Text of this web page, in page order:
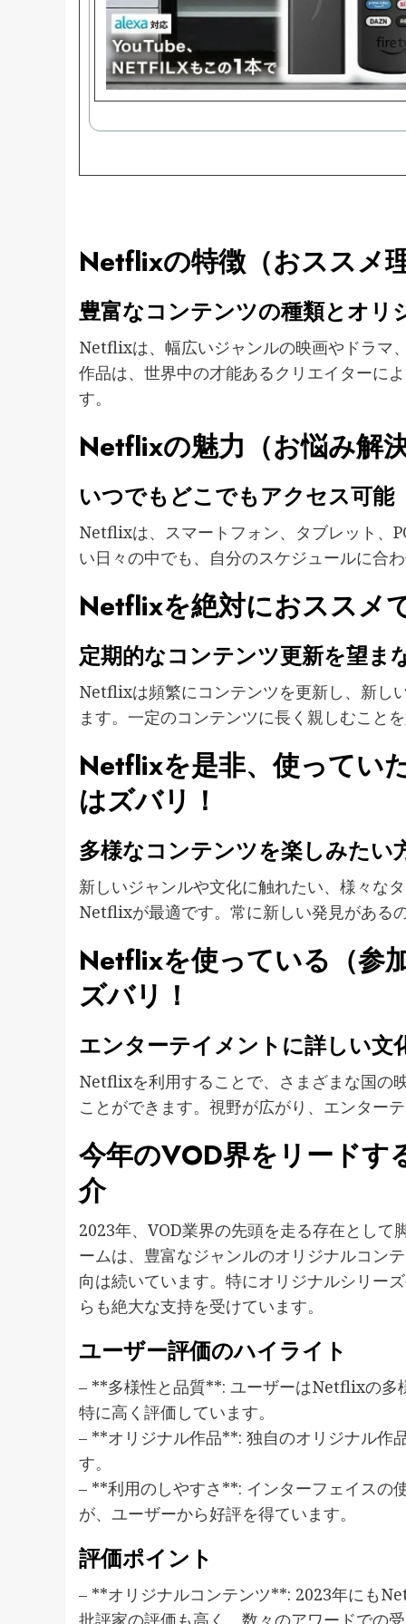
Netflixの特徴（おススメ
豊富なコンテンツの種類とオリ
Netflixは、幅広いジャンルの映画やドラマ
作品は、世界中の才能あるクリエイターに
す。
Netflixの魅力（お悩み解
いつでもどこでもアクセス可能
Netflixは、スマートフォン、タブレット、
い日々の中でも、自分のスケジュールに合
Netflixを絶対におススメ
定期的なコンテンツ更新を望ま
Netflixは頻繁にコンテンツを更新し、新し
ます。一定のコンテンツに長く親しむこと
Netflixを是非、使ってい
はズバリ！
多様なコンテンツを楽しみたい
新しいジャンルや文化に触れたい、様々な
Netflixが最適です。常に新しい発見がある
Netflixを使っている（参
ズバリ！
エンターテイメントに詳しい文
Netflixを利用することで、さまざまな国の
ことができます。視野が広がり、エンター
今年のVOD界をリードす
介
2023年、VOD業界の先頭を走る存在とし
ームは、豊富なジャンルのオリジナルコン
向は続いています。特にオリジナルシリー
らも絶大な支持を受けています。
ユーザー評価のハイライト
– **多様性と品質**: ユーザーはNetflixの多
特に高く評価しています。
– **オリジナル作品**: 独自のオリジナル作
す。
– **利用のしやすさ**: インターフェイスの
が、ユーザーから好評を得ています。
評価ポイント
– **オリジナルコンテンツ**: 2023年にも